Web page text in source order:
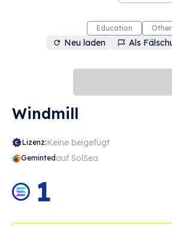
Education Other
Neu laden Als
Windmill
Lizenz:Keine beigefügt
Gemintedauf SolSea
1